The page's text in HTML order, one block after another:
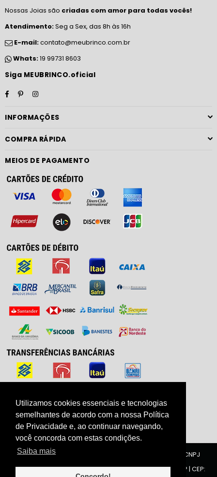
Utilizamos cookies essenciais e tecnologias
semelhantes de acordo com a nossa Política
de Privacidade e, ao continuar navegando,
você concorda com estas condições.
Saiba mais
Utilizamos cookies essenciais e tecnologias
semelhantes de acordo com a nossa Política
de Privacidade e, ao continuar navegando,
você concorda com estas condições.
Saiba mais
Nossas Joias são criadas com amor para todas vocês!
Atendimento:Seg a Sex, das 8h às 16h
E-mail:contato@meubrinco.com.br
Whats:19 99731 8603
Siga MEUBRINCO.oficial
Facebook
PinterestInstagram
INFORMAÇÕES
COMPRA RÁPIDA
MEIOS DE PAGAMENTO
ZIRRAH COMÉRCIO E INDUSTRIA DE ACESSÓRIOS LTDA | CNPJ
Rua Carlos Gomes, 1321 - Centro - 6° andar | Limeira | SP | CEP: